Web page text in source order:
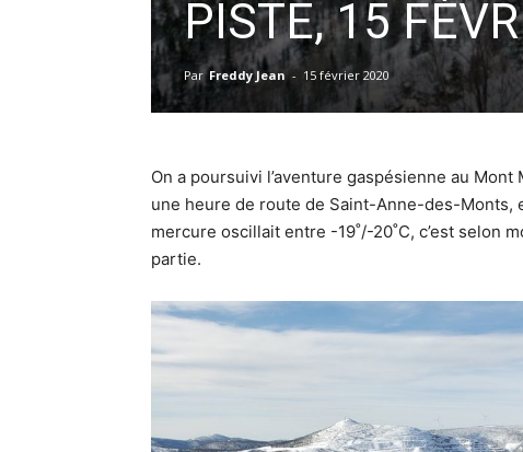
PISTE, 15
Par Freddy Jean - 15 février 2020
On a poursuivi l’aventure gaspésienne au
une heure de route de Saint-Anne-des-Monts,
mercure oscillait entre -19˚/-20˚C, c’est selon
partie.